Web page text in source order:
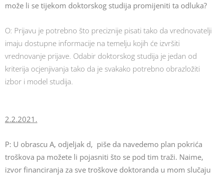
može li se tijekom doktorskog studija promijeniti ta odluka?
O: Prijavu je potrebno što preciznije pisati tako da vrednovatelji
imaju dostupne informacije na temelju kojih će izvršiti
vrednovanje prijave. Odabir doktorskog studija je jedan od
kriterija ocjenjivanja tako da je svakako potrebno obrazložiti
izbor i model studija.
2.2.2021.
P: U obrascu A, odjeljak d, piše da navedemo plan pokrića
troškova pa možete li pojasniti što se pod tim traži. Naime,
izvor financiranja za sve troškove doktoranda u mom slučaju